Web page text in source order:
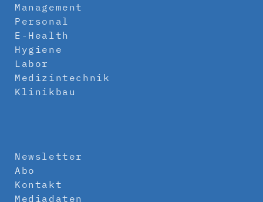
Management
Personal
E-Health
Hygiene
Labor
Medizintechnik
Klinikbau
Newsletter
Abo
Kontakt
Mediadaten